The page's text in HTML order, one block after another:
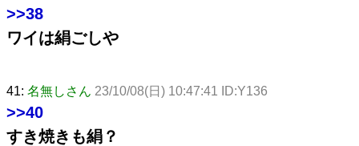
>>38
ワイは絹ごしや
41: 名無しさん 23/10/08(日) 10:47:41 ID:Y136
>>40
すき焼きも絹？